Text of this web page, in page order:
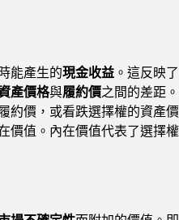
時能產生的現金收益 。這反映了
產價格與履約價之間的差距。
約價，或看跌選擇權的資產價
價值。內在價值代表了選擇權